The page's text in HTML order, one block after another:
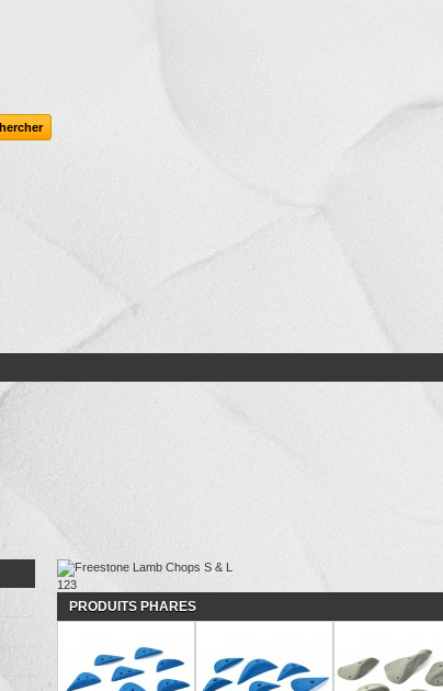
123
PRODUITS PHARES